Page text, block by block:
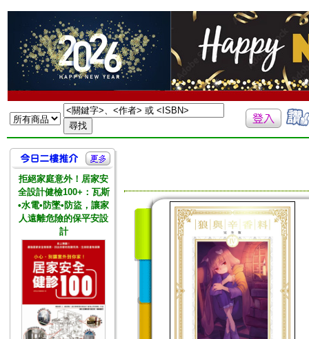
拒絕家庭意外！居家安
全設計健檢100+：瓦斯
•水電•防墜•防盜，讓家
人遠離危險的保平安設
計